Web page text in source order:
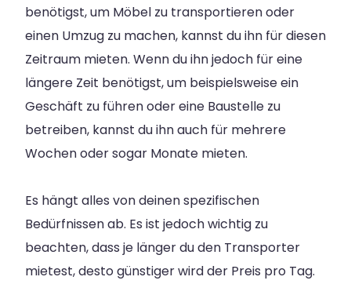
benötigst, um Möbel zu transportieren oder
einen Umzug zu machen, kannst du ihn für diesen
Zeitraum mieten. Wenn du ihn jedoch für eine
längere Zeit benötigst, um beispielsweise ein
Geschäft zu führen oder eine Baustelle zu
betreiben, kannst du ihn auch für mehrere
Wochen oder sogar Monate mieten.
Es hängt alles von deinen spezifischen
Bedürfnissen ab. Es ist jedoch wichtig zu
beachten, dass je länger du den Transporter
mietest, desto günstiger wird der Preis pro Tag.